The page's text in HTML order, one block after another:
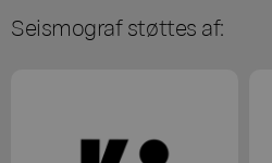
Seismograf støttes af: